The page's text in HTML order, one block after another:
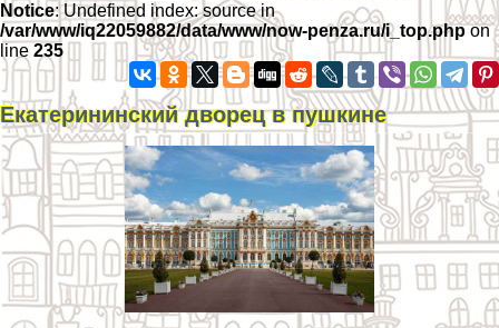
Notice: Undefined index: source in
/var/www/iq22059882/data/www/now-penza.ru/i_top.phpon
line 235
Екатерининский дворец в пушкине